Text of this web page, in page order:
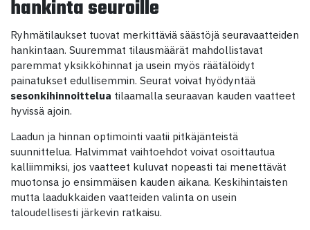
hankinta seuroille
Ryhmätilaukset tuovat merkittäviä säästöjä seuravaatteiden
hankintaan. Suuremmat tilausmäärät mahdollistavat
paremmat yksikköhinnat ja usein myös räätälöidyt
painatukset edullisemmin. Seurat voivat hyödyntää
sesonkihinnoittelua tilaamalla seuraavan kauden vaatteet
hyvissä ajoin.
Laadun ja hinnan optimointi vaatii pitkäjänteistä
suunnittelua. Halvimmat vaihtoehdot voivat osoittautua
kalliimmiksi, jos vaatteet kuluvat nopeasti tai menettävät
muotonsa jo ensimmäisen kauden aikana. Keskihintaisten
mutta laadukkaiden vaatteiden valinta on usein
taloudellisesti järkevin ratkaisu.